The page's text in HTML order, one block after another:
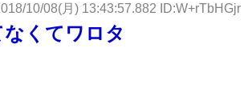
10/08(月) 13:43:57.882 ID:W+rTbHGjr
くてワロタ